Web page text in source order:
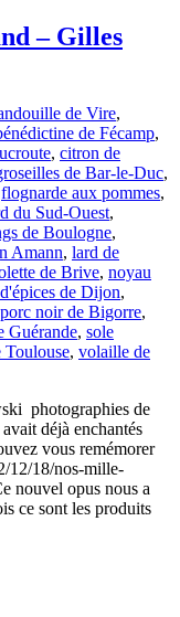
– Gilles
de Vire,
de Fécamp,
, citron de
de Bar-le-Duc,
flognarde aux pommes,
du Sud-Ouest,
de Boulogne,
Amann, lard de
de Brive, noyau
de Dijon,
porc noir de Bigorre,
Guérande, sole
Toulouse, volaille de
photographies de
déjà enchantés
vous remémorer
12/18/nos-mille-
nouvel opus nous a
ce sont les produits